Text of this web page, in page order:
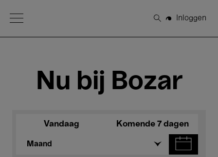
Open Menu
Zoeken
Inloggen
Nu bij Bozar
Vandaag Komende 7 dagen
Maand